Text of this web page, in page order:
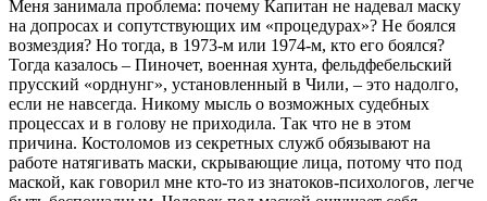
Меня занимала проблема: почему Капитан не надевал маску
на допросах и сопутствующих им «процедурах»? Не боялся
возмездия? Но тогда, в 1973-м или 1974-м, кто его боялся?
Тогда казалось – Пиночет, военная хунта, фельдфебельский
прусский «орднунг», установленный в Чили, – это надолго,
если не навсегда. Никому мысль о возможных судебных
процессах и в голову не приходила. Так что не в этом
причина. Костоломов из секретных служб обязывают на
работе натягивать маски, скрывающие лица, потому что под
маской, как говорил мне кто-то из знатоков-психологов, легче